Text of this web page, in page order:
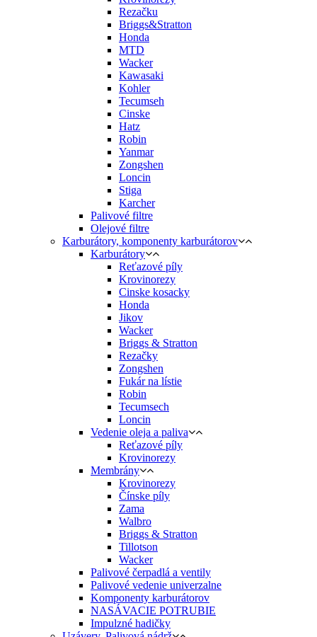
Rezačku
Briggs&Stratton
Honda
MTD
Wacker
Kawasaki
Kohler
Tecumseh
Cinske
Hatz
Robin
Yanmar
Zongshen
Loncin
Stiga
Karcher
Palivové filtre
Olejové filtre
Karburátory, komponenty karburátorov
Karburátory
Reťazové píly
Krovinorezy
Cinske kosacky
Honda
Jikov
Wacker
Briggs & Stratton
Rezačky
Zongshen
Fukár na lístie
Robin
Tecumsech
Loncin
Vedenie oleja a paliva
Reťazové píly
Krovinorezy
Membrány
Krovinorezy
Čínske píly
Zama
Walbro
Briggs & Stratton
Tillotson
Wacker
Palivové čerpadlá a ventily
Palivové vedenie univerzalne
Komponenty karburátorov
NASÁVACIE POTRUBIE
Impulzné hadičky